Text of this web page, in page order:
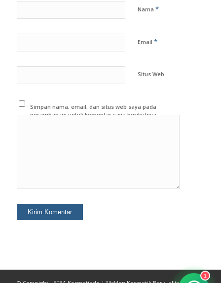
Nama *
Email *
Situs Web
Simpan nama, email, dan situs web saya pada
peramban ini untuk komentar saya berikutnya.
1